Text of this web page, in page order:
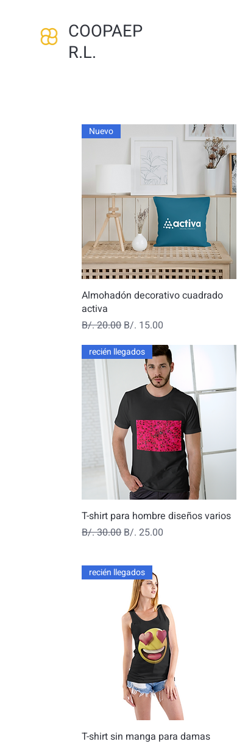
COOPAEP
R.L.
Vista rápida
Nuevo
Almohadón decorativo cuadrado
activa
Precio
B/. 20.00Precio de oferta
B/. 15.00
Vista rápida
recién llegados
T-shirt para hombre diseños varios
Precio
B/. 30.00Precio de oferta
B/. 25.00
Vista rápida
recién llegados
T-shirt sin manga para damas